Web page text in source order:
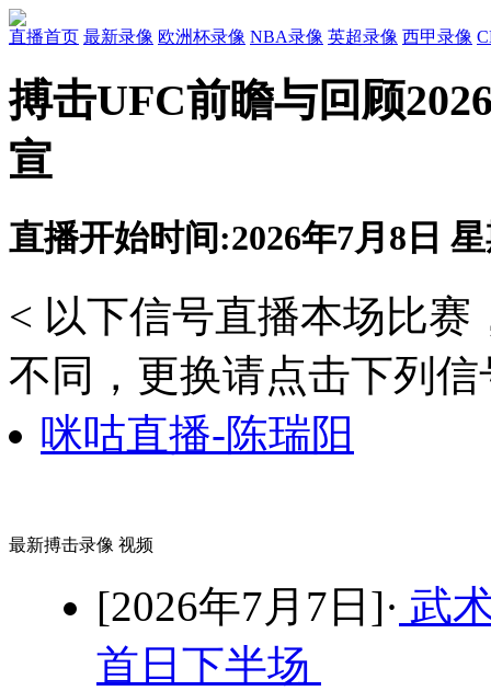
直播首页 最新录像 欧洲杯录像 NBA录像 英超录像 西甲录像
搏击UFC前瞻与回顾
宣
直播开始时间:2026年7月8日
< 以下信号直播本场比
不同，更换请点击下列信
咪咕直播-陈瑞阳
最新搏击录像 视频
[2026年7月7日]· 武
首日下半场